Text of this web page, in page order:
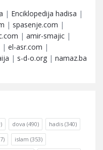
| Enciklopedija hadisa |
| spasenje.com |
| amir-smajic |
| el-asr.com |
| s-d-o.org | namaz.ba
dova (490) hadis (340)
islam (353)